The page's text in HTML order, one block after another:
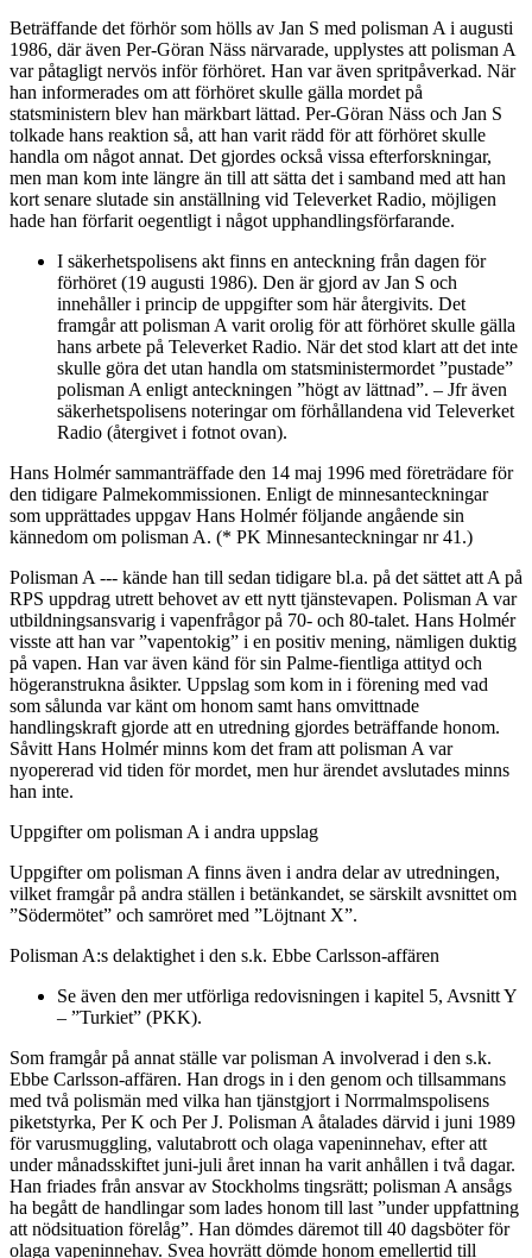
Beträffande det förhör som hölls av Jan S med polisman A i augusti
1986, där även Per-Göran Näss närvarade, upplystes att polisman A
var påtagligt nervös inför förhöret. Han var även spritpåverkad. När
han informerades om att förhöret skulle gälla mordet på
statsministern blev han märkbart lättad. Per-Göran Näss och Jan S
tolkade hans reaktion så, att han varit rädd för att förhöret skulle
handla om något annat. Det gjordes också vissa efterforskningar,
men man kom inte längre än till att sätta det i samband med att han
kort senare slutade sin anställning vid Televerket Radio, möjligen
hade han förfarit oegentligt i något upphandlingsförfarande.
I säkerhetspolisens akt finns en anteckning från dagen för
förhöret (19 augusti 1986). Den är gjord av Jan S och
innehåller i princip de uppgifter som här återgivits. Det
framgår att polisman A varit orolig för att förhöret skulle gälla
hans arbete på Televerket Radio. När det stod klart att det inte
skulle göra det utan handla om statsministermordet ”pustade”
polisman A enligt anteckningen ”högt av lättnad”. – Jfr även
säkerhetspolisens noteringar om förhållandena vid Televerket
Radio (återgivet i fotnot ovan).
Hans Holmér sammanträffade den 14 maj 1996 med företrädare för
den tidigare Palmekommissionen. Enligt de minnesanteckningar
som upprättades uppgav Hans Holmér följande angående sin
kännedom om polisman A. (* PK Minnesanteckningar nr 41.)
Polisman A --- kände han till sedan tidigare bl.a. på det sättet att A på
RPS uppdrag utrett behovet av ett nytt tjänstevapen. Polisman A var
utbildningsansvarig i vapenfrågor på 70- och 80-talet. Hans Holmér
visste att han var ”vapentokig” i en positiv mening, nämligen duktig
på vapen. Han var även känd för sin Palme-fientliga attityd och
högeranstrukna åsikter. Uppslag som kom in i förening med vad
som sålunda var känt om honom samt hans omvittnade
handlingskraft gjorde att en utredning gjordes beträffande honom.
Såvitt Hans Holmér minns kom det fram att polisman A var
nyopererad vid tiden för mordet, men hur ärendet avslutades minns
han inte.
Uppgifter om polisman A i andra uppslag
Uppgifter om polisman A finns även i andra delar av utredningen,
vilket framgår på andra ställen i betänkandet, se särskilt avsnittet om
”Södermötet” och samröret med ”Löjtnant X”.
Polisman A:s delaktighet i den s.k. Ebbe Carlsson-affären
Se även den mer utförliga redovisningen i kapitel 5, Avsnitt Y
– ”Turkiet” (PKK).
Som framgår på annat ställe var polisman A involverad i den s.k.
Ebbe Carlsson-affären. Han drogs in i den genom och tillsammans
med två polismän med vilka han tjänstgjort i Norrmalmspolisens
piketstyrka, Per K och Per J. Polisman A åtalades därvid i juni 1989
för varusmuggling, valutabrott och olaga vapeninnehav, efter att
under månadsskiftet juni-juli året innan ha varit anhållen i två dagar.
Han friades från ansvar av Stockholms tingsrätt; polisman A ansågs
ha begått de handlingar som lades honom till last ”under uppfattning
att nödsituation förelåg”. Han dömdes däremot till 40 dagsböter för
olaga vapeninnehav. Svea hovrätt dömde honom emellertid till